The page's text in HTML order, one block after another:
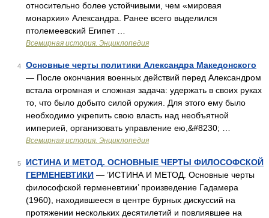
относительно более устойчивыми, чем «мировая
монархия» Александра. Ранее всего выделился
птолемеевский Египет …
Всемирная история. Энциклопедия
4
Основные черты политики Александра Македонского
— После окончания военных действий перед Александром
встала огромная и сложная задача: удержать в своих руках
то, что было добыто силой оружия. Для этого ему было
необходимо укрепить свою власть над необъятной
империей, организовать управление ею,&#8230; …
Всемирная история. Энциклопедия
5
ИСТИНА И МЕТОД. ОСНОВНЫЕ ЧЕРТЫ ФИЛОСОФСКОЙ
ГЕРМЕНЕВТИКИ — ’ИСТИНА И МЕТОД. Основные черты
философской герменевтики’ произведение Гадамера
(1960), находившееся в центре бурных дискуссий на
протяжении нескольких десятилетий и повлиявшее на